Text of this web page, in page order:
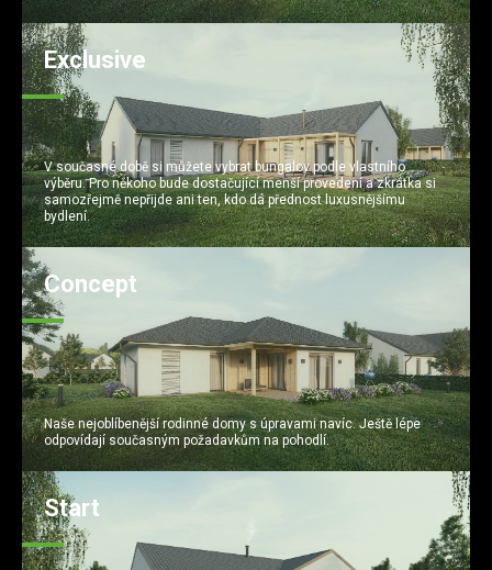
Exclusive
V současné době si můžete vybrat bungalov podle vlastního
výběru. Pro někoho bude dostačující menší provedení a zkrátka si
samozřejmě nepřijde ani ten, kdo dá přednost luxusnějšímu
bydlení.
Concept
Naše nejoblíbenější rodinné domy s úpravami navíc. Ještě lépe
odpovídají současným požadavkům na pohodlí.
Start